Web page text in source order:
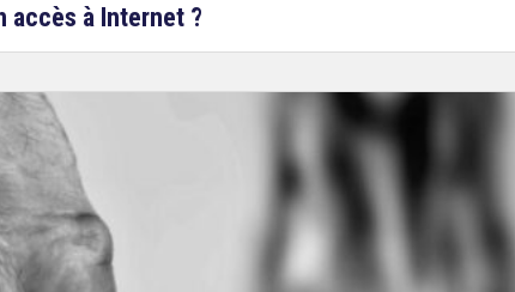
accès à Internet ?